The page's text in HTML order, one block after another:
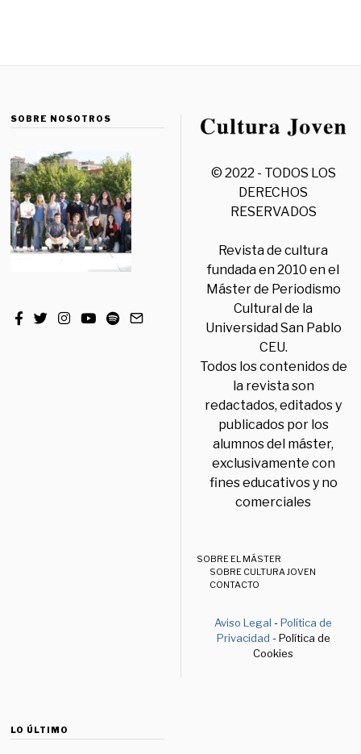
SOBRE NOSOTROS
© 2022 - TODOS LOS
DERECHOS
RESERVADOS
Revista de cultura
fundada en 2010 en el
Máster de Periodismo
Cultural de la
Universidad San Pablo
CEU.
Todos los contenidos de
la revista son
redactados, editados y
publicados por los
alumnos del máster,
exclusivamente con
fines educativos y no
comerciales
SOBRE EL MÁSTER
SOBRE CULTURA JOVEN
CONTACTO
Aviso Legal -Política de
Privacidad - Política de
Cookies
LO ÚLTIMO